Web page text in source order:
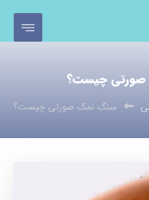
چیست؟
سنگ نمک صورتی چیست؟